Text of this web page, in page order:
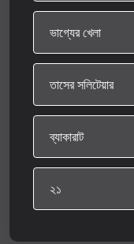
ভাগ্যের খেলা
তাসের সলিটেয়ার
ব্যাকারাট
২১